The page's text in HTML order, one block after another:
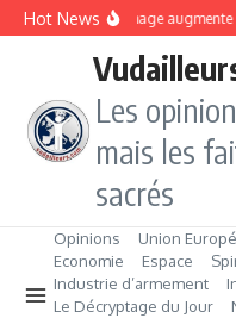
Aller au contenu
Hot NewsLe chômage augmente
Les
mais les
sacrés
Opinions Union
Economie
Espace
Industrie d’armement
Le Décryptage du Jour